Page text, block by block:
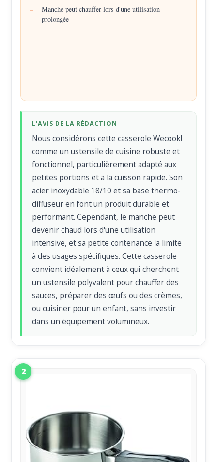
Manche peut chauffer lors d'une utilisation
prolongée
L'AVIS DE LA RÉDACTION
Nous considérons cette casserole Wecook!
comme un ustensile de cuisine robuste et
fonctionnel, particulièrement adapté aux
petites portions et à la cuisson rapide. Son
acier inoxydable 18/10 et sa base thermo-
diffuseur en font un produit durable et
performant. Cependant, le manche peut
devenir chaud lors d'une utilisation
intensive, et sa petite contenance la limite
à des usages spécifiques. Cette casserole
convient idéalement à ceux qui cherchent
un ustensile polyvalent pour chauffer des
sauces, préparer des œufs ou des crèmes,
ou cuisiner pour un enfant, sans investir
dans un équipement volumineux.
2